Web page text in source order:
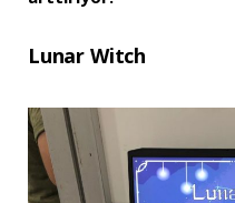
Lunar Witch